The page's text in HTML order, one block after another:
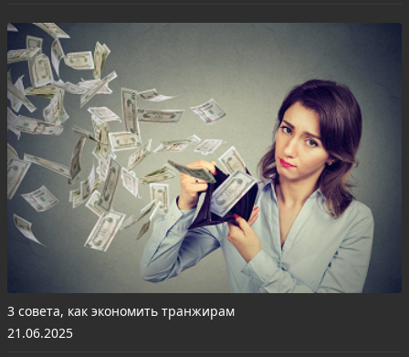
3 совета, как экономить транжирам
21.06.2025